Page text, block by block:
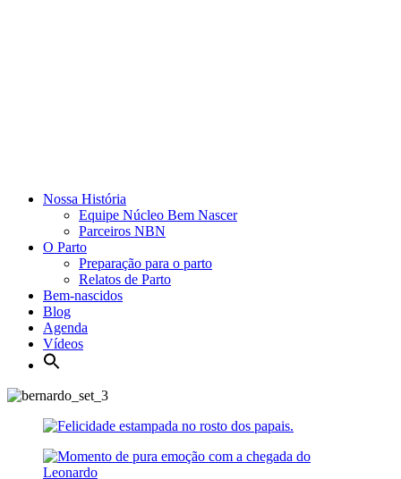
Nossa História
Equipe Núcleo Bem Nascer
Parceiros NBN
O Parto
Preparação para o parto
Relatos de Parto
Bem-nascidos
Blog
Agenda
Vídeos